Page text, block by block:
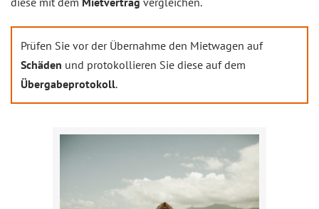
Prüfen Sie vor der Übernahme den Mietwagen auf
Schäden und protokollieren Sie diese auf dem
Übergabeprotokoll.